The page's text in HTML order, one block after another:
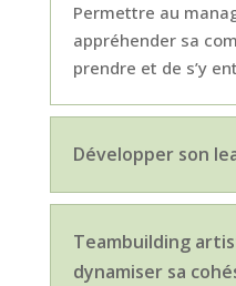
Permettre au
appréhender sa
prendre et de s’y
Développer son
Teambuilding
dynamiser sa